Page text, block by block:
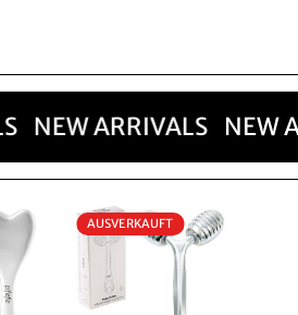
NEW ARRIVALS NEW
AUSVERKAUFT